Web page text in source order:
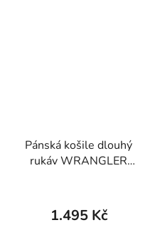
Pánská košile dlouhý
rukáv WRANGLER
1.495 Kč